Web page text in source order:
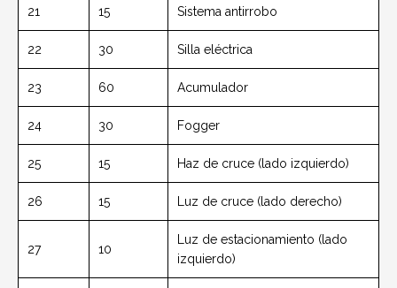
21 15 Sistema antirrobo
22 30 Silla eléctrica
23 60 Acumulador
24 30 Fogger
25 15 Haz de cruce (lado izquierdo)
26 15 Luz de cruce (lado derecho)
27 10
Luz de estacionamiento (lado
izquierdo)